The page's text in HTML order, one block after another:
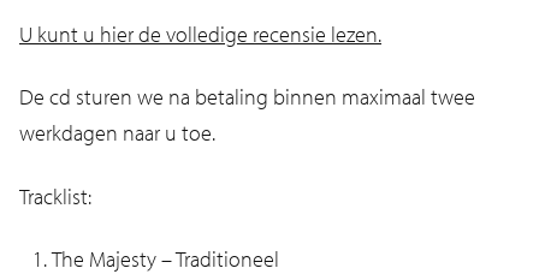
U kunt u hier de volledige recensie lezen.
De cd sturen we na betaling binnen maximaal twee
werkdagen naar u toe.
Tracklist:
The Majesty – Traditioneel